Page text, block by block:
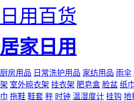
日用百货
居家日用
厨房用品 日常洗护用品 家纺用品 雨伞
架 室外晾衣架 挂衣架 肥皂盒 脸盆 纸
巾 拖鞋 鞋套 秤 时钟 温湿度计 挂钩 地